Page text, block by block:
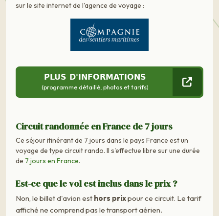
sur le site internet de l'agence de voyage :
PLUS D'INFORMATIONS
(programme détaillé, photos et tarifs)
Circuit randonnée en France de 7 jours
Ce séjour itinérant de 7 jours dans le pays France est un
voyage de type circuit rando. Il s'effectue libre sur une durée
de 7 jours en France.
Est-ce que le vol est inclus dans le prix ?
Non, le billet d'avion est hors prixpour ce circuit. Le tarif
affiché ne comprend pas le transport aérien.